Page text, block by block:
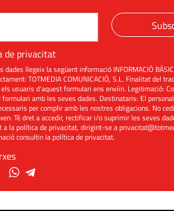
de privacitat
llegeix la següent informació INFORMACIÓ
TOTMEDIA COMUNICACIÓ, S.L. Finalitat del
usuaris d'aquest formulari ens enviïn. Legitimació:
amb les seves dades. Destinataris: El
per complir amb les nostres obligacions. No
Té dret a accedir, rectificar i/o suprimir les seves
a la política de privacitat, dirigint-se a
consultin lapolítica de privacitat.